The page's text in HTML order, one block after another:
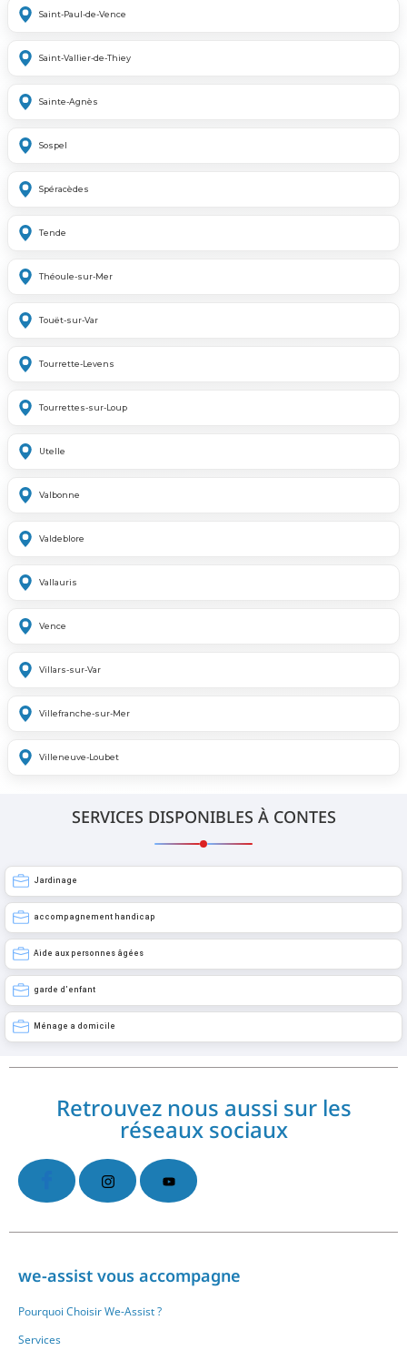
Saint-Paul-de-Vence
Saint-Vallier-de-Thiey
Sainte-Agnès
Sospel
Spéracèdes
Tende
Théoule-sur-Mer
Touët-sur-Var
Tourrette-Levens
Tourrettes-sur-Loup
Utelle
Valbonne
Valdeblore
Vallauris
Vence
Villars-sur-Var
Villefranche-sur-Mer
Villeneuve-Loubet
SERVICES DISPONIBLES À CONTES
Jardinage
accompagnement handicap
Aide aux personnes âgées
garde d’enfant
Ménage a domicile
Retrouvez nous aussi sur les
réseaux sociaux
we-assist vous accompagne
Pourquoi Choisir We-Assist ?
Services